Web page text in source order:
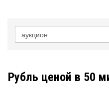
Рубль ценой в 50